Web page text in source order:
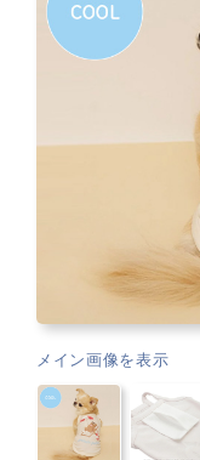
メイン画像を表示